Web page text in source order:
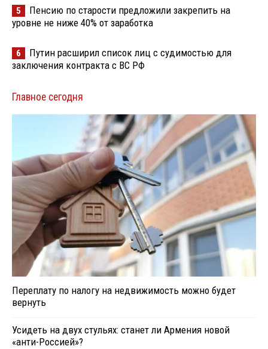
5
Пенсию по старости предложили закрепить на
уровне не ниже 40% от заработка
6
Путин расширил список лиц с судимостью для
заключения контракта с ВС РФ
Главное сегодня
Переплату по налогу на недвижимость можно будет
вернуть
Усидеть на двух стульях: станет ли Армения новой
«анти-Россией»?